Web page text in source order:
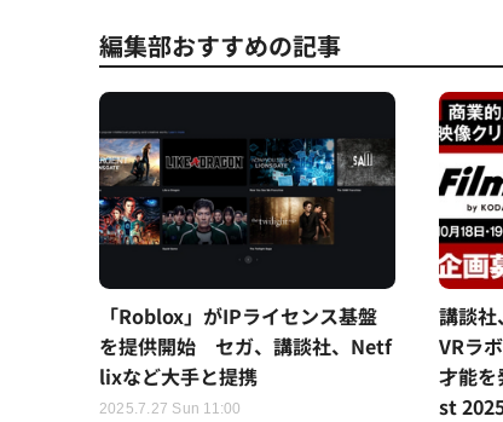
編集部おすすめの記事
「Roblox」がIPライセンス基盤
を提供開始 セガ、講談社、Netf
lixなど大手と提携
2025.7.27 Sun 11:00
講談社
VRラ
才能
st